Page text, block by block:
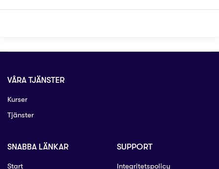
VÅRA TJÄNSTER
Kurser
Tjänster
SNABBA LÄNKAR
Start
SUPPORT
Integritetspolicy